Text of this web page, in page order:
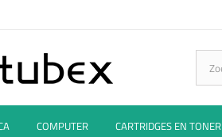
COMPUTER CARTRIDGES EN TONER